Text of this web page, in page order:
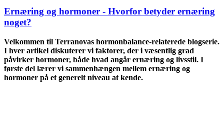
Ernæring og hormoner - Hvorfor betyder ernæring
noget?
Velkommen til Terranovas hormonbalance-relaterede blogserie.
I hver artikel diskuterer vi faktorer, der i væsentlig grad
påvirker hormoner, både hvad angår ernæring og livsstil. I
første del lærer vi sammenhængen mellem ernæring og
hormoner på et generelt niveau at kende.